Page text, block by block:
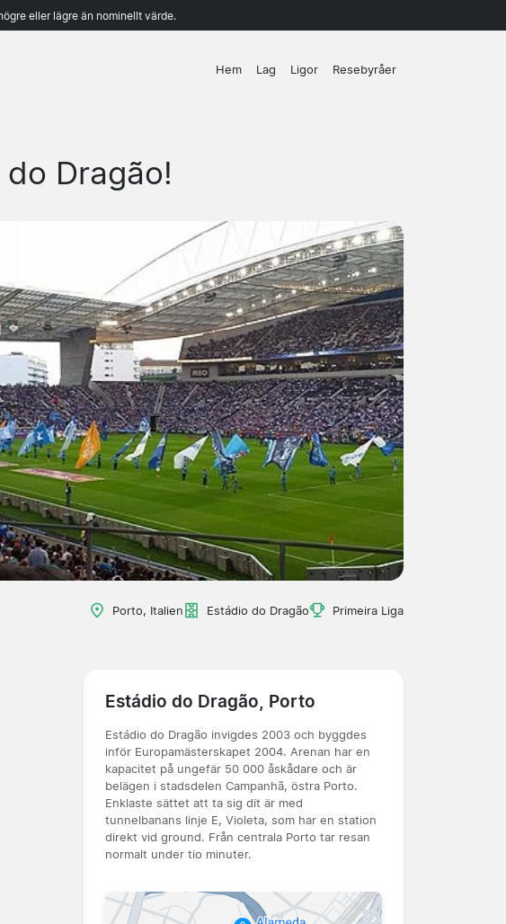
eller lägre än nominellt värde.
Hem Lag Ligor Resebyråer
Dragão!
Porto, Italien Estádio do Dragão Primeira Liga
Estádio do Dragão, Porto
Estádio do Dragão invigdes 2003 och byggdes
inför Europamästerskapet 2004. Arenan har en
kapacitet på ungefär 50 000 åskådare och är
belägen i stadsdelen Campanhã, östra Porto.
Enklaste sättet att ta sig dit är med
tunnelbanans linje E, Violeta, som har en station
direkt vid ground. Från centrala Porto tar resan
normalt under tio minuter.